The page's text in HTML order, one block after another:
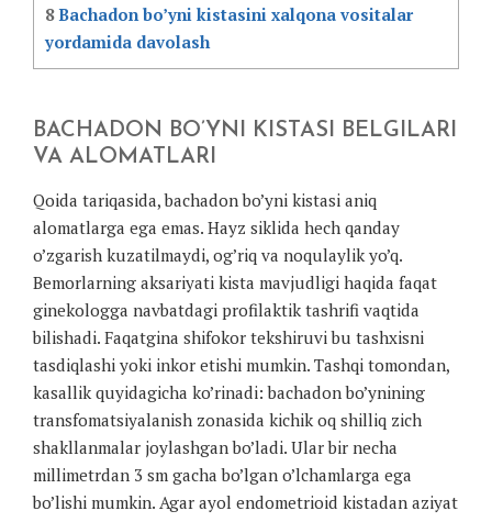
8Bachadon bo’yni kistasini xalqona vositalar
yordamida davolash
BACHADON BO’YNI KISTASI BELGILARI
VA ALOMATLARI
Qoida tariqasida, bachadon bo’yni kistasi aniq
alomatlarga ega emas. Hayz siklida hech qanday
o’zgarish kuzatilmaydi, og’riq va noqulaylik yo’q.
Bemorlarning aksariyati kista mavjudligi haqida faqat
ginekologga navbatdagi profilaktik tashrifi vaqtida
bilishadi. Faqatgina shifokor tekshiruvi bu tashxisni
tasdiqlashi yoki inkor etishi mumkin. Tashqi tomondan,
kasallik quyidagicha ko’rinadi: bachadon bo’ynining
transfomatsiyalanish zonasida kichik oq shilliq zich
shakllanmalar joylashgan bo’ladi. Ular bir necha
millimetrdan 3 sm gacha bo’lgan o’lchamlarga ega
bo’lishi mumkin. Agar ayol endometrioid kistadan aziyat